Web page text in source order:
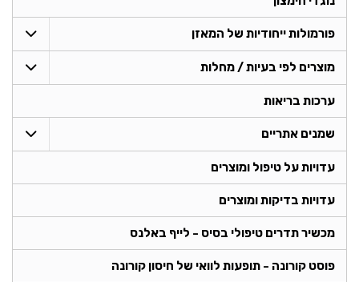
פורמולות ייחודיות של המאזן
מוצרים לפי בעיות / מחלות
ערכות בריאות
שמנים אתריים
עדויות על טיפול ומוצרים
עדויות בדיקות ומוצרים
מכשיר תדרים טיפולי בסיס - לייף באלנס
פוסט קורונה - תופעות לוואי של חיסון קורונה